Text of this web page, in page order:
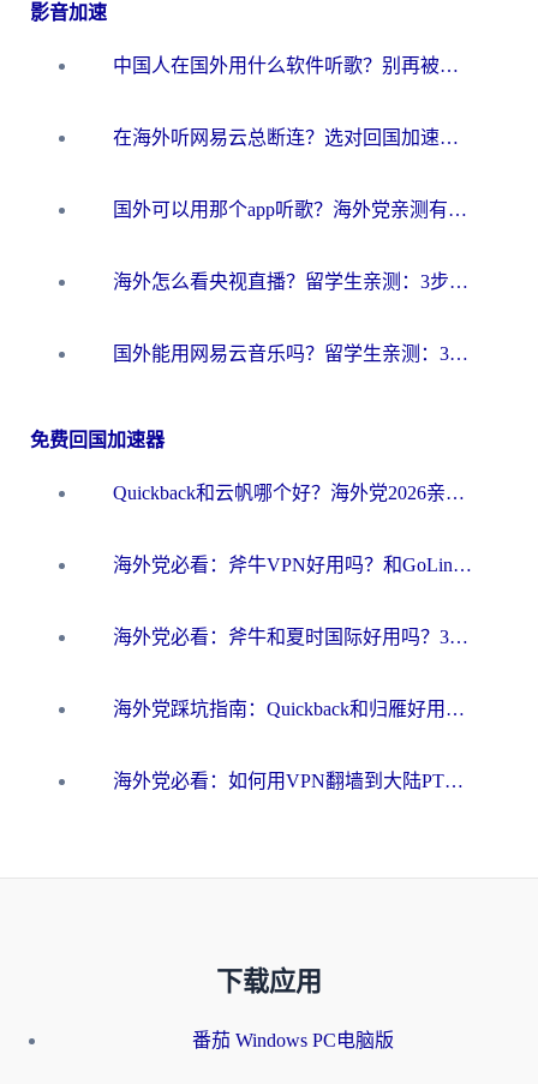
影音加速
中国人在国外用什么软件听歌？别再被地域限制卡脖子，这篇教你轻松解锁国内音乐库
在海外听网易云总断连？选对回国加速器，告别地区限制和卡顿
国外可以用那个app听歌？海外党亲测有效的回国加速方案，轻松听国内音乐听书
海外怎么看央视直播？留学生亲测：3步解决版权限制+追剧自由
国外能用网易云音乐吗？留学生亲测：3步解决海外听歌难题
免费回国加速器
Quickback和云帆哪个好？海外党2026亲测指南：选对加速器大陆工具，无缝刷国内剧玩国服
海外党必看：斧牛VPN好用吗？和GoLinkVPN对比哪个回国效果更好？
海外党必看：斧牛和夏时国际好用吗？3步选对回国加速器，无缝刷国内资源
海外党踩坑指南：Quickback和归雁好用吗？选对加速器才能无缝刷国内资源
海外党必看：如何用VPN翻墙到大陆PTT？一篇解决你所有回国加速痛点
下载应用
番茄 Windows PC电脑版